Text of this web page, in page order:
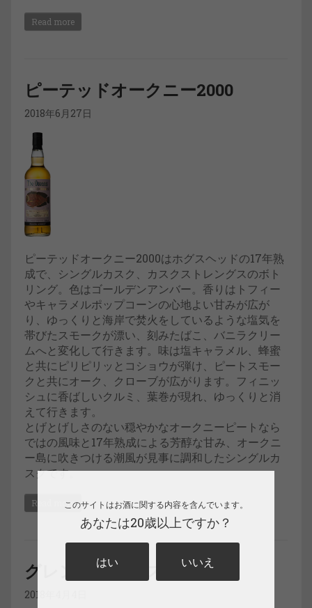
Read more
ピーテッドオークニー2000
2018年6月27日
ピーテッドオークニー2000はホグスヘッドの17年熟
成で、シングルカスク、カスクストレングスのボト
リング。色はゴールデンアンバー。香りはトフィー
やキャラメルポップコーンの心地よい甘みが広が
り、ゆっくりと海岸で焚火をしているような塩気を
帯びたスモークが漂い、刻みたばこ、バニラクリー
ムへと変化して行きます。味は塩キャラメル、蜂蜜
と共にピリピリッとコショウが弾け、ピートスモー
クと共にオーク、クローブが広がります。フィニッ
シュに香ばしいクルミ、葉巻が現れ、ゆっくりと消
えて行きます。
とげとげしさのない穏やかなオークニーピートなら
ではの風味と17年熟成による芳醇な甘み、オークニ
ー島に吹きつける潮風が見事に調和したシングルカ
スクです。
Read more
グレントファース1996
2018年4月4日
このサイトはお酒に関する内容を含んでいます。
あなたは20歳以上ですか？
はい いいえ